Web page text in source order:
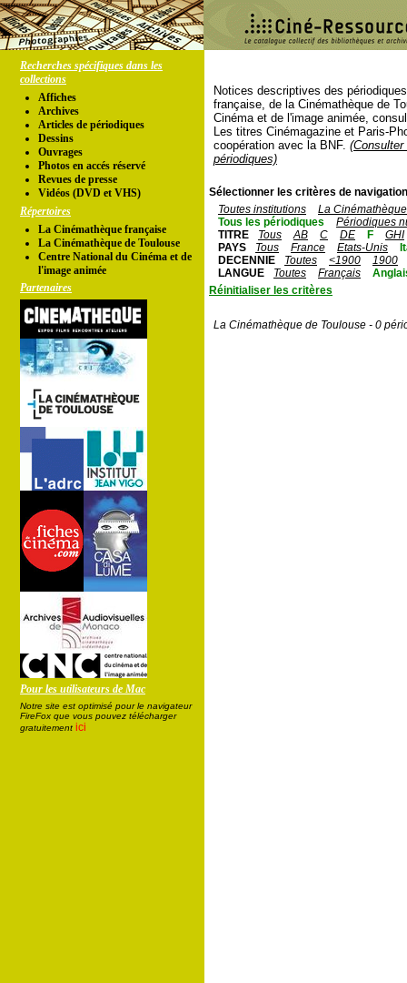
Recherches spécifiques dans les
collections
Affiches
Archives
Articles de périodiques
Dessins
Ouvrages
Photos en accés réservé
Revues de presse
Vidéos (DVD et VHS)
Répertoires
La Cinémathèque française
La Cinémathèque de Toulouse
Centre National du Cinéma et de
l'image animée
Partenaires
Pour les utilisateurs de Mac
Notre site est optimisé pour le navigateur
FireFox que vous pouvez télécharger
gratuitement ici
Notices descriptives des
française, de la Cinémathèque de
Cinéma et de l'image animée,
Les titres Cinémagazine et Paris-
coopération avec la BNF.
périodiques)
Sélectionner les critères de
Toutes institutions
La
Tous les périodiques
Périodiques
TITRE
Tous AB C DE F
GHI
PAYS
Tous France Etats-Unis
DECENNIE
Toutes <1900
1900
LANGUE
Toutes Français
Réinitialiser les critères
La Cinémathèque de Toulouse - 0